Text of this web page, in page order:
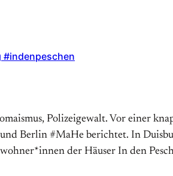
Polizeigewalt. Vor einer
Berlin #MaHe berichtet. In
der Häuser In den